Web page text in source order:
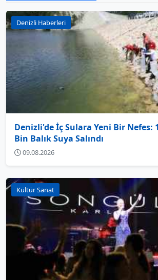
Denizli Haberleri
Denizli'de İç Sulara Yeni Bir Nefes:
Bin Balık Suya Salındı
09.08.2026
Kültür Sanat